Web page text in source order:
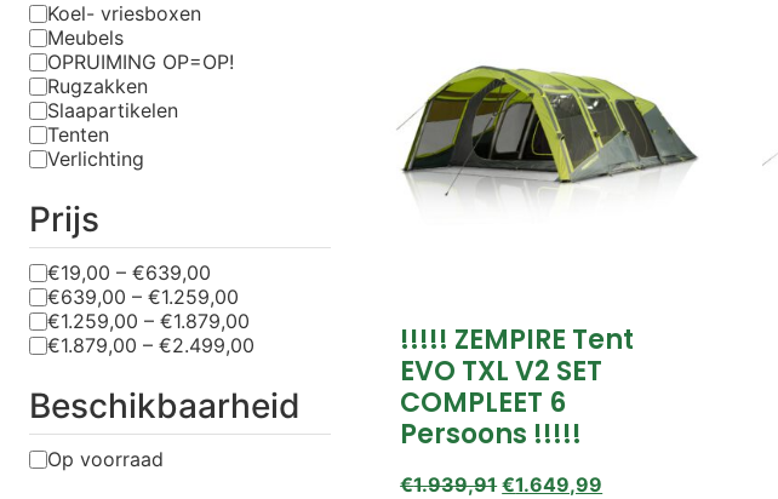
Koel- vriesboxen
Meubels
OPRUIMING OP=OP!
Rugzakken
Slaapartikelen
Tenten
Verlichting
Prijs
€19,00 – €639,00
€639,00 – €1.259,00
€1.259,00 – €1.879,00
€1.879,00 – €2.499,00
Beschikbaarheid
Op voorraad
!!!!! ZEMPIRE Tent
EVO TXL V2 SET
COMPLEET 6
Persoons !!!!!
€1.939,91 €1.649,99